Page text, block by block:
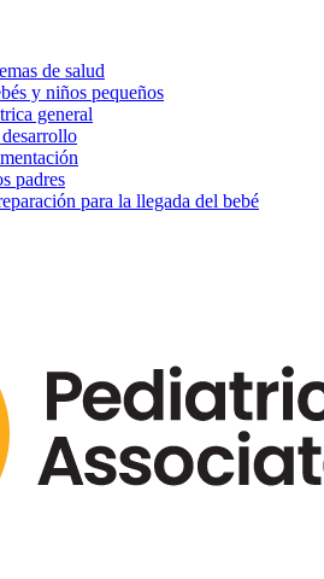
de salud
y niños pequeños
general
padres
para la llegada del bebé